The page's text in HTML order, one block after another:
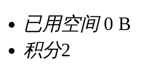
已用空间0 B
积分2